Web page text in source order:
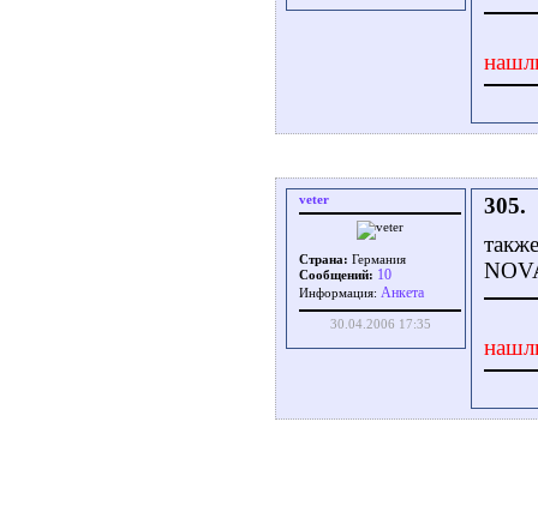
veter
Страна: Германия
Сообщений: 10
Информация: Aнкета
30.04.2006 17:35
305.